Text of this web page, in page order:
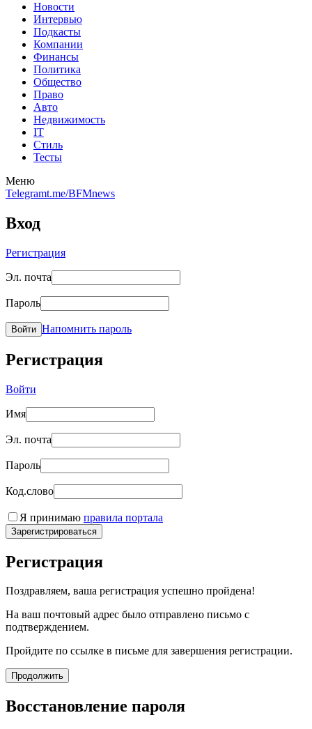
Новости
Интервью
Подкасты
Компании
Финансы
Политика
Общество
Право
Авто
Недвижимость
IT
Стиль
Тесты
Меню
Telegramt.me/BFMnews
Вход
Регистрация
Эл. почта
Пароль
Войти Напомнить пароль
Регистрация
Войти
Имя
Эл. почта
Пароль
Код.слово
Я принимаю правила портала
Зарегистрироваться
Регистрация
Поздравляем, ваша регистрация успешно пройдена!
На ваш почтовый адрес было отправлено письмо с
подтверждением.
Пройдите по ссылке в письме для завершения регистрации.
Продолжить
Восстановление пароля